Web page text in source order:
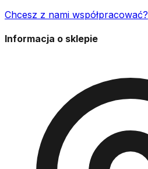
Chcesz z nami współpracować?
Informacja o sklepie